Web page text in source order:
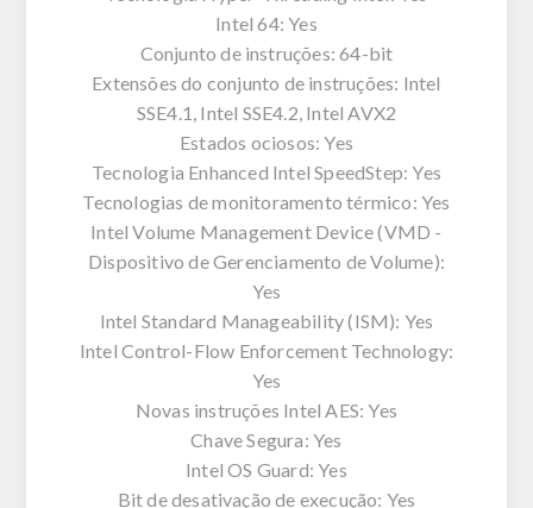
Intel 64: Yes
Conjunto de instruções: 64-bit
Extensões do conjunto de instruções: Intel
SSE4.1, Intel SSE4.2, Intel AVX2
Estados ociosos: Yes
Tecnologia Enhanced Intel SpeedStep: Yes
Tecnologias de monitoramento térmico: Yes
Intel Volume Management Device (VMD -
Dispositivo de Gerenciamento de Volume):
Yes
Intel Standard Manageability (ISM): Yes
Intel Control-Flow Enforcement Technology:
Yes
Novas instruções Intel AES: Yes
Chave Segura: Yes
Intel OS Guard: Yes
Bit de desativação de execução: Yes